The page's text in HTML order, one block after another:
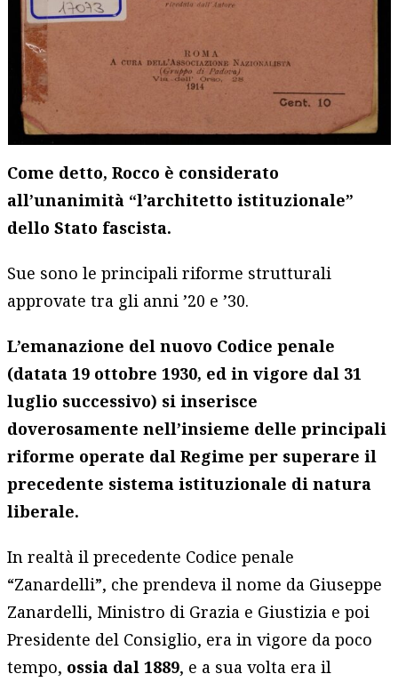
Come detto, Rocco è considerato
all’unanimità “l’architetto istituzionale”
dello Stato fascista.
Sue sono le principali riforme strutturali
approvate tra gli anni ’20 e ’30.
L’emanazione del nuovo Codice penale
(datata 19 ottobre 1930, ed in vigore dal 31
luglio successivo) si inserisce
doverosamente nell’insieme delle principali
riforme operate dal Regime per superare il
precedente sistema istituzionale di natura
liberale.
In realtà il precedente Codice penale
“Zanardelli”, che prendeva il nome da Giuseppe
Zanardelli, Ministro di Grazia e Giustizia e poi
Presidente del Consiglio, era in vigore da poco
tempo, ossia dal 1889, e a sua volta era il